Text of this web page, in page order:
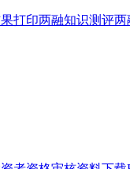
打印两融知识测评两